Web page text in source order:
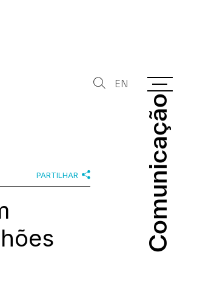
Comunicação
Comunicação
EN
PARTILHAR